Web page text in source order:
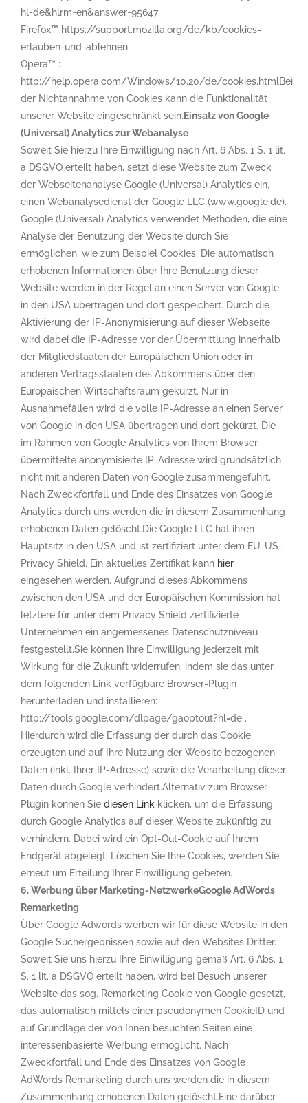
hl=de&hlrm=en&answer=95647
Firefox™ https://support.mozilla.org/de/kb/cookies-
erlauben-und-ablehnen
Opera™ :
http://help.opera.com/Windows/10.20/de/cookies.htmlBei
der Nichtannahme von Cookies kann die Funktionalität
unserer Website eingeschränkt sein.Einsatz von Google
(Universal) Analytics zur Webanalyse
Soweit Sie hierzu Ihre Einwilligung nach Art. 6 Abs. 1 S. 1 lit.
a DSGVO erteilt haben, setzt diese Website zum Zweck
der Webseitenanalyse Google (Universal) Analytics ein,
einen Webanalysedienst der Google LLC (www.google.de).
Google (Universal) Analytics verwendet Methoden, die eine
Analyse der Benutzung der Website durch Sie
ermöglichen, wie zum Beispiel Cookies. Die automatisch
erhobenen Informationen über Ihre Benutzung dieser
Website werden in der Regel an einen Server von Google
in den USA übertragen und dort gespeichert. Durch die
Aktivierung der IP-Anonymisierung auf dieser Webseite
wird dabei die IP-Adresse vor der Übermittlung innerhalb
der Mitgliedstaaten der Europäischen Union oder in
anderen Vertragsstaaten des Abkommens über den
Europäischen Wirtschaftsraum gekürzt. Nur in
Ausnahmefällen wird die volle IP-Adresse an einen Server
von Google in den USA übertragen und dort gekürzt. Die
im Rahmen von Google Analytics von Ihrem Browser
übermittelte anonymisierte IP-Adresse wird grundsätzlich
nicht mit anderen Daten von Google zusammengeführt.
Nach Zweckfortfall und Ende des Einsatzes von Google
Analytics durch uns werden die in diesem Zusammenhang
erhobenen Daten gelöscht.Die Google LLC hat ihren
Hauptsitz in den USA und ist zertifiziert unter dem EU-US-
Privacy Shield. Ein aktuelles Zertifikat kann hier
eingesehen werden. Aufgrund dieses Abkommens
zwischen den USA und der Europäischen Kommission hat
letztere für unter dem Privacy Shield zertifizierte
Unternehmen ein angemessenes Datenschutzniveau
festgestellt.Sie können Ihre Einwilligung jederzeit mit
Wirkung für die Zukunft widerrufen, indem sie das unter
dem folgenden Link verfügbare Browser-Plugin
herunterladen und installieren:
http://tools.google.com/dlpage/gaoptout?hl=de .
Hierdurch wird die Erfassung der durch das Cookie
erzeugten und auf Ihre Nutzung der Website bezogenen
Daten (inkl. Ihrer IP-Adresse) sowie die Verarbeitung dieser
Daten durch Google verhindert.Alternativ zum Browser-
Plugin können Sie diesen Link klicken, um die Erfassung
durch Google Analytics auf dieser Website zukünftig zu
verhindern. Dabei wird ein Opt-Out-Cookie auf Ihrem
Endgerät abgelegt. Löschen Sie Ihre Cookies, werden Sie
erneut um Erteilung Ihrer Einwilligung gebeten.
6. Werbung über Marketing-NetzwerkeGoogle AdWords
Remarketing
Über Google Adwords werben wir für diese Website in den
Google Suchergebnissen sowie auf den Websites Dritter.
Soweit Sie uns hierzu Ihre Einwilligung gemäß Art. 6 Abs. 1
S. 1 lit. a DSGVO erteilt haben, wird bei Besuch unserer
Website das sog. Remarketing Cookie von Google gesetzt,
das automatisch mittels einer pseudonymen CookieID und
auf Grundlage der von Ihnen besuchten Seiten eine
interessenbasierte Werbung ermöglicht. Nach
Zweckfortfall und Ende des Einsatzes von Google
AdWords Remarketing durch uns werden die in diesem
Zusammenhang erhobenen Daten gelöscht.Eine darüber